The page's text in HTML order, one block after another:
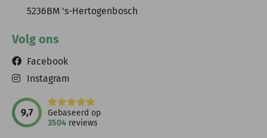
5236BM 's-Hertogenbosch
Volg ons
Facebook
Instagram
9,7
Gebaseerd op
3504 reviews